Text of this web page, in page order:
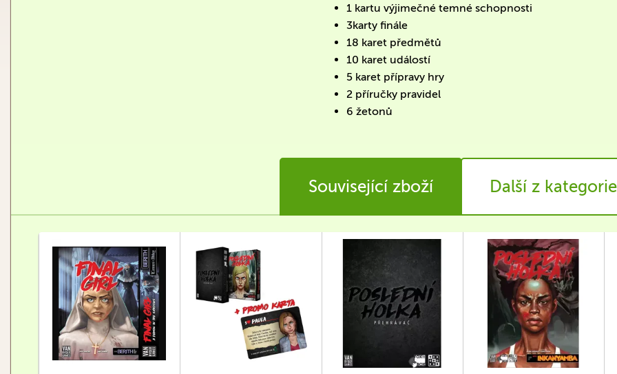
1 kartu výjimečné temné schopnosti
3karty finále
18 karet předmětů
10 karet událostí
5 karet přípravy hry
2 příručky pravidel
6 žetonů
Související zboží Další z kategorie